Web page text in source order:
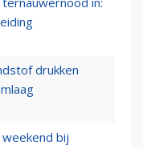
drukken
bij